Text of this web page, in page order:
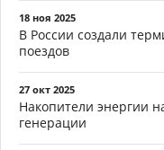
18 ноя 2025
В России создали
поездов
27 окт 2025
Накопители энергии
генерации